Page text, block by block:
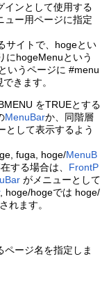
インとして使用する
ュー用ページに指定
サイトで、hogeとい
にhogeMenuという
いうページに #menu
きます。
をTRUEとする
MenuBarか、同階層
として表示するよう
fuga, hoge/MenuB
する場合は、 FrontP
がメニューとして
, hoge/hogeでは hoge/
れます。
ページ名を指定しま